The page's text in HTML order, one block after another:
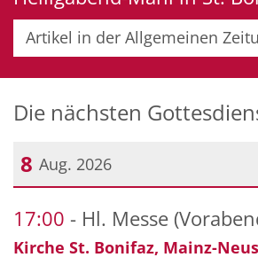
Artikel in der Allgemeinen
Die nächsten
8 Aug. 2026
17:00 Hl. Messe
Kirche St. Bonifaz, Mainz-